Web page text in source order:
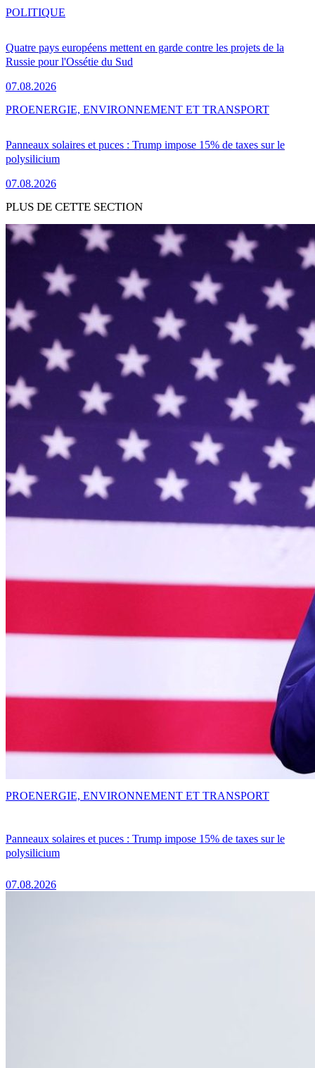
Quatre pays européens mettent en garde contre les projets de la
Russie pour l'Ossétie du Sud
07.08.2026
POLITIQUE
Panneaux solaires et puces : Trump impose 15% de taxes sur le
polysilicium
07.08.2026
PROENERGIE, ENVIRONNEMENT ET TRANSPORT
PLUS DE CETTE SECTION
Panneaux solaires et puces : Trump impose 15% de taxes sur le
polysilicium
07.08.2026
PROENERGIE, ENVIRONNEMENT ET TRANSPORT